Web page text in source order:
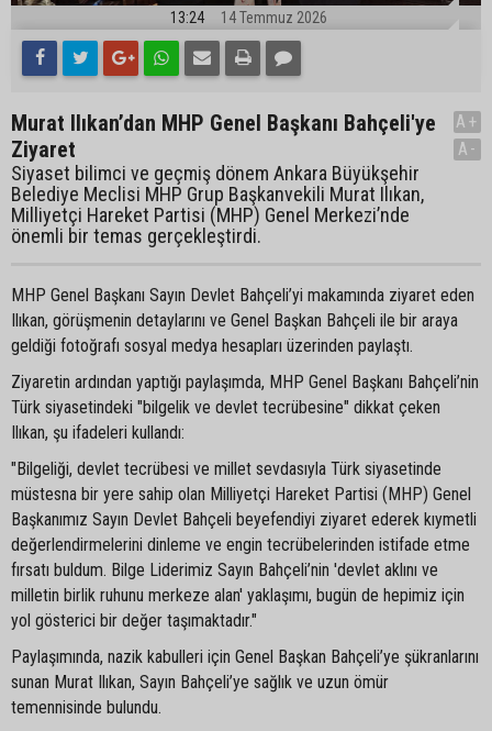
13:24 14 Temmuz 2026
Murat Ilıkan’dan MHP Genel Başkanı Bahçeli'ye
Ziyaret
Siyaset bilimci ve geçmiş dönem Ankara Büyükşehir
Belediye Meclisi MHP Grup Başkanvekili Murat Ilıkan,
Milliyetçi Hareket Partisi (MHP) Genel Merkezi’nde
önemli bir temas gerçekleştirdi.
A+
A-
MHP Genel Başkanı Sayın Devlet Bahçeli’yi makamında ziyaret eden
Ilıkan, görüşmenin detaylarını ve Genel Başkan Bahçeli ile bir araya
geldiği fotoğrafı sosyal medya hesapları üzerinden paylaştı.
Ziyaretin ardından yaptığı paylaşımda, MHP Genel Başkanı Bahçeli’nin
Türk siyasetindeki "bilgelik ve devlet tecrübesine" dikkat çeken
Ilıkan, şu ifadeleri kullandı:
"Bilgeliği, devlet tecrübesi ve millet sevdasıyla Türk siyasetinde
müstesna bir yere sahip olan Milliyetçi Hareket Partisi (MHP) Genel
Başkanımız Sayın Devlet Bahçeli beyefendiyi ziyaret ederek kıymetli
değerlendirmelerini dinleme ve engin tecrübelerinden istifade etme
fırsatı buldum. Bilge Liderimiz Sayın Bahçeli’nin 'devlet aklını ve
milletin birlik ruhunu merkeze alan' yaklaşımı, bugün de hepimiz için
yol gösterici bir değer taşımaktadır."
Paylaşımında, nazik kabulleri için Genel Başkan Bahçeli’ye şükranlarını
sunan Murat Ilıkan, Sayın Bahçeli’ye sağlık ve uzun ömür
temennisinde bulundu.